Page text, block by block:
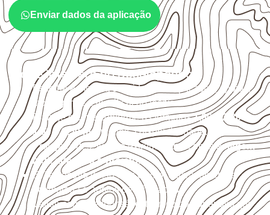
Enviar dados da aplicação
O que interfere no desempenho
Escolha a medida considerando aplicação, apoios,
montagem e especificação técnica.
Planeje o corte conforme os formatos1,60 × 2,20 m e
1,60 × 2,50 m, sujeitos à disponibilidade.
Proteja cortes, furos e extremidades com aselagem
indicada para o projeto.
Evite contato direto com o solo, chuva, umidade
acumulada e apoios desnivelados.
Valide com o responsável técnico qualquer uso que